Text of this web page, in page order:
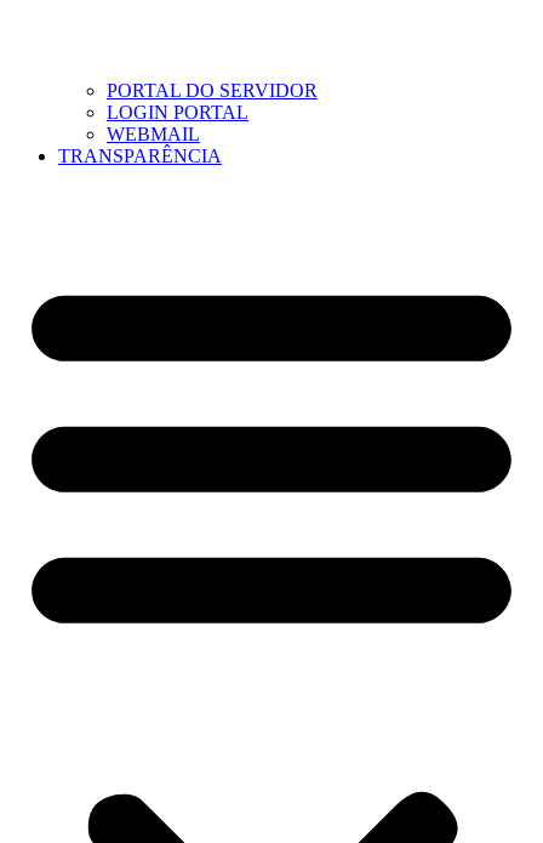
PORTAL DO SERVIDOR
LOGIN PORTAL
WEBMAIL
TRANSPARÊNCIA